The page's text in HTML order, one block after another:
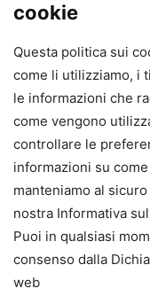
cookie
Questa politica sui
come li utilizziamo, i
le informazioni che
come vengono
controllare le
informazioni su
manteniamo al
nostra Informativa
Puoi in qualsiasi
consenso dalla
web